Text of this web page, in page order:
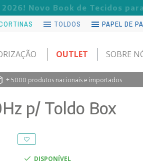
2026! Novo Book de Tecidos
TOLDOS PAPEL DE
OUTLET SOBRE
+ 5000 produtos nacionais e importados
p/ Toldo Box
DISPONÍVEL